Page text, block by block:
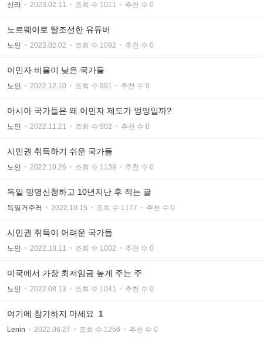
신라 2023.02.11 조회 수 1011 추천 수 0
노르웨이로 탈조선한 유튜버
노인 2023.02.02 조회 수 1092 추천 수 0
이민자 비율이 낮은 국가들
노인 2022.12.10 조회 수 991 추천 수 0
아시아 국가들은 왜 이민자 제도가 엉망일까?
노인 2022.11.21 조회 수 902 추천 수 0
시민권 취득하기 쉬운 국가들
노인 2022.10.26 조회 수 1139 추천 수 0
독일 망명신청하고 10년지난 후 적는 글
독일거주러 2022.10.15 조회 수 1177 추천 수 0
시민권 취득이 어려운 국가들
노인 2022.10.11 조회 수 1002 추천 수 0
미국에서 가장 최저임금 높게 주는 주
노인 2022.08.13 조회 수 1041 추천 수 0
여기에 참가하지 마세요 1
Lenin 2022.06.27 조회 수 1256 추천 수 0